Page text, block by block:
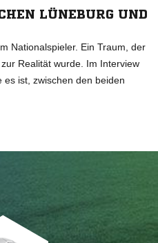
LÜNEBURG UND
Nationalspieler. Ein Traum, der
Realität wurde. Im Interview
es ist, zwischen den beiden